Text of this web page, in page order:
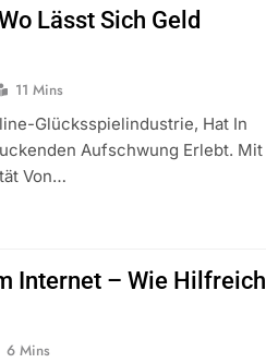
Lässt Sich Geld
11 Mins
Glücksspielindustrie, Hat In
Aufschwung Erlebt. Mit
Von…
Internet – Wie Hilfreich
6 Mins